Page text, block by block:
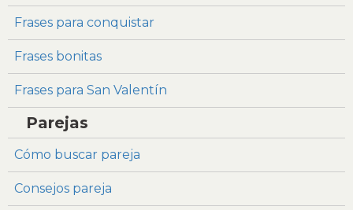
Frases para conquistar
Frases bonitas
Frases para San Valentín
Parejas
Cómo buscar pareja
Consejos pareja